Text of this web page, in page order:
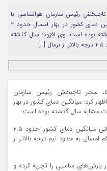
تاجبخش رئیس سازمان هواشناسی با
اشاره به شرایط جوی کشور اظهار کرد: میانگین دمای کشور در بهار امسال حدود ۲
بوده است. وی افزود: سال گذشته
سحر تاجبخش رئیس سازمان
کرد: میانگین دمای کشور در بهار
وی افزود: سال گذشته در همین بازه زمانی میانگین دمای کشور حدود ۲.۵
امسال به حدود نیم درجه بالاتر از
مناسبی را تجربه کرده و